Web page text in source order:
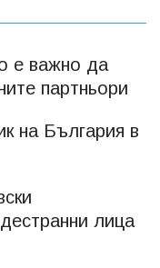
е важно да
партньори
на България в
лица